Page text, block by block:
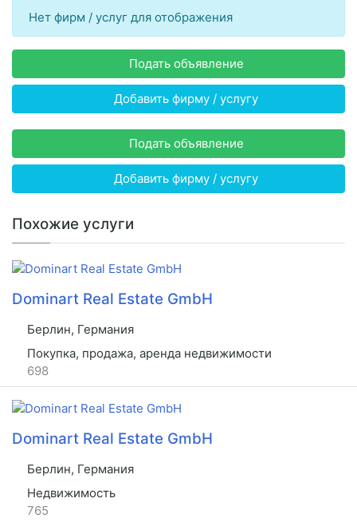
Нет фирм / услуг для отображения
Подать объявление
Добавить фирму / услугу
Подать объявление
Добавить фирму / услугу
Похожие услуги
Dominart Real Estate GmbH
Берлин, Германия
Покупка, продажа, аренда недвижимости
698
Dominart Real Estate GmbH
Берлин, Германия
Недвижимость
765